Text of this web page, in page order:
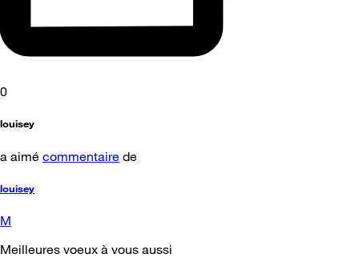
0
louisey
a aimé commentaire de
louisey
M
Meilleures voeux à vous aussi